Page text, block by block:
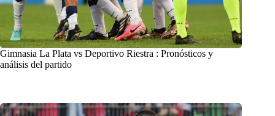
Gimnasia La Plata vs Deportivo Riestra : Pronósticos y
análisis del partido